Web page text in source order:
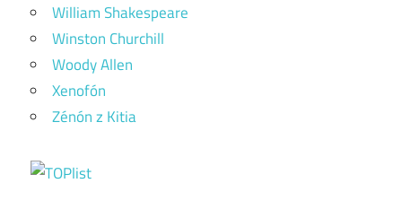
William Shakespeare
Winston Churchill
Woody Allen
Xenofón
Zénón z Kitia